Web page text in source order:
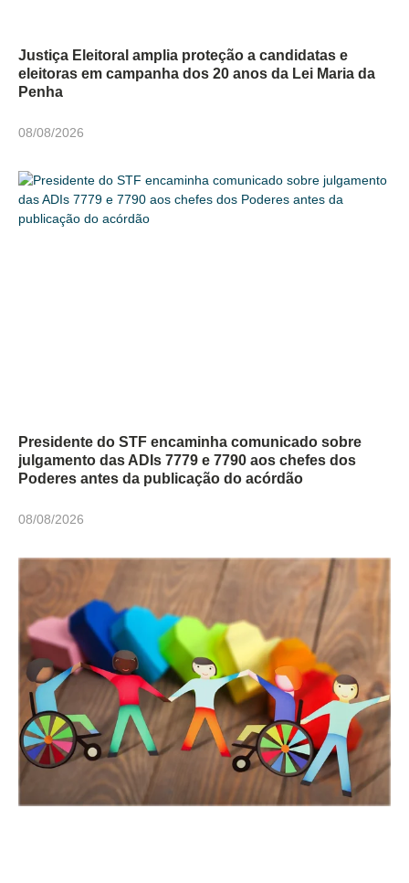
Justiça Eleitoral amplia proteção a candidatas e
eleitoras em campanha dos 20 anos da Lei Maria da
Penha
08/08/2026
Presidente do STF encaminha comunicado sobre
julgamento das ADIs 7779 e 7790 aos chefes dos
Poderes antes da publicação do acórdão
08/08/2026